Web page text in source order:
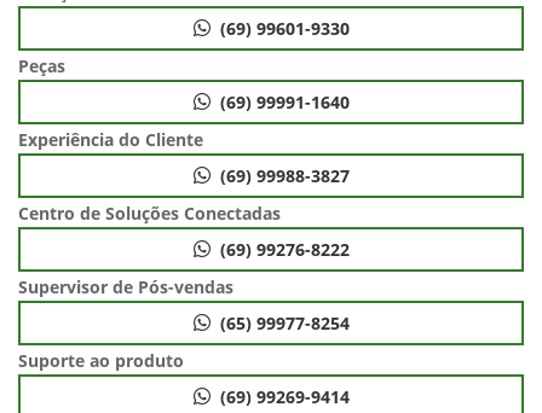
(69) 99601-9330
Peças
(69) 99991-1640
Experiência do Cliente
(69) 99988-3827
Centro de Soluções Conectadas
(69) 99276-8222
Supervisor de Pós-vendas
(65) 99977-8254
Suporte ao produto
(69) 99269-9414